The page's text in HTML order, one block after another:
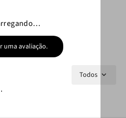
uma avaliação.
Todos